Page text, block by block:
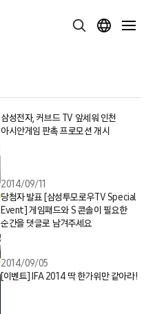
삼성전자, 커브드 TV 앞세워 인천
아시안게임 판촉 프로모션 개시
2014/09/11
당첨자 발표 [삼성투모로우TV Special
Event] 게임패드와 S 콘솔이 필요한
순간을 댓글로 남겨주세요
2014/09/05
[이벤트] IFA 2014 딱 한가위만 같아라!